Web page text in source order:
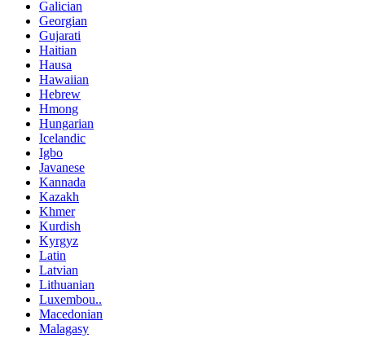
Galician
Georgian
Gujarati
Haitian
Hausa
Hawaiian
Hebrew
Hmong
Hungarian
Icelandic
Igbo
Javanese
Kannada
Kazakh
Khmer
Kurdish
Kyrgyz
Latin
Latvian
Lithuanian
Luxembou..
Macedonian
Malagasy